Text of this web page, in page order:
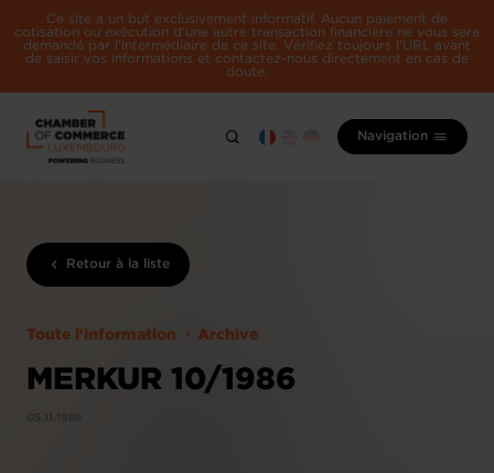
Ce site a un but exclusivement informatif. Aucun paiement de
cotisation ou exécution d'une autre transaction financière ne vous sera
demandé par l'intermédiaire de ce site. Vérifiez toujours l'URL avant
de saisir vos informations et contactez-nous directement en cas de
doute.
Navigation
Retour à la liste
Toute l'information Archive
MERKUR 10/1986